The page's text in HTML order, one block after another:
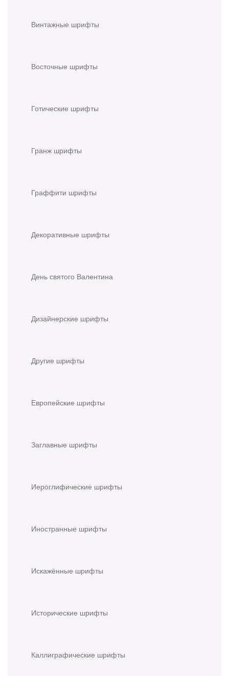
Винтажные шрифты
Восточные шрифты
Готические шрифты
Гранж шрифты
Граффити шрифты
Декоративные шрифты
День святого Валентина
Дизайнерские шрифты
Другие шрифты
Европейские шрифты
Заглавные шрифты
Иероглифические шрифты
Иностранные шрифты
Искажённые шрифты
Исторические шрифты
Каллиграфические шрифты